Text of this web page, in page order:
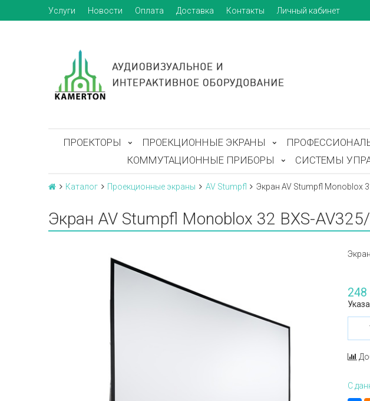
Услуги Новости Оплата Доставка Контакты Личный кабинет
ПРОЕКТОРЫ ПРОЕКЦИОННЫЕ ЭКРАНЫ
КОММУТАЦИОННЫЕ ПРИБОРЫ
СИСТЕМЫ
Каталог Проекционные экраны AV Stumpfl Экран AV Stumpfl Monoblox
Экран AV Stumpfl Monoblox 32 BXS-
248
С